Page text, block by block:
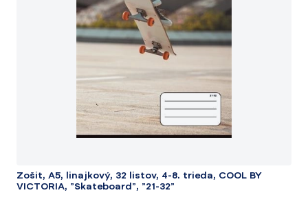
Zošit, A5, linajkový, 32 listov, 4-8. trieda, COOL BY
VICTORIA, "Skateboard", "21-32"